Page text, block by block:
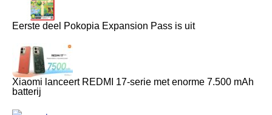
Eerste deel Pokopia Expansion Pass is uit
Xiaomi lanceert REDMI 17-serie met enorme 7.500 mAh
batterij